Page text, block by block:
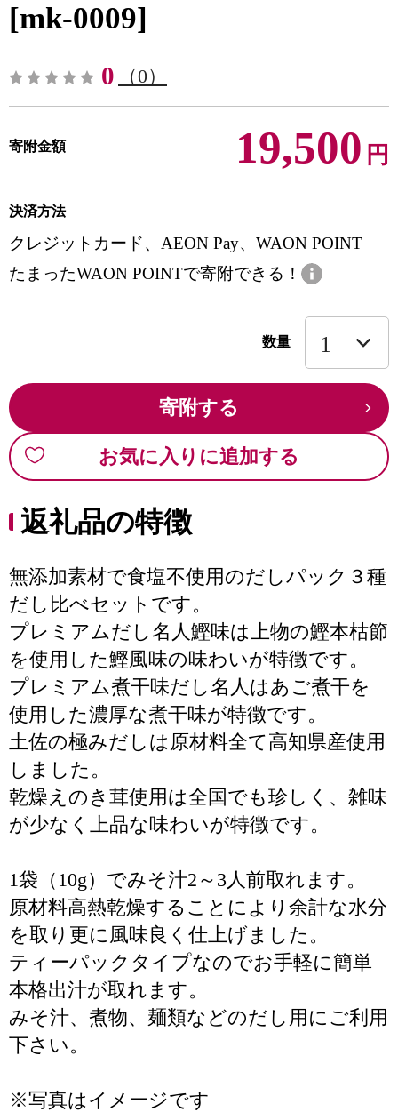
[mk-0009]
0 （0）
寄附金額 19,500 円
決済方法
クレジットカード、AEON Pay、WAON POINT
たまったWAON POINTで寄附できる！
数量
寄附する
お気に入りに追加する
返礼品の特徴
無添加素材で食塩不使用のだしパック３種
だし比べセットです。
プレミアムだし名人鰹味は上物の鰹本枯節
を使用した鰹風味の味わいが特徴です。
プレミアム煮干味だし名人はあご煮干を
使用した濃厚な煮干味が特徴です。
土佐の極みだしは原材料全て高知県産使用
しました。
乾燥えのき茸使用は全国でも珍しく、雑味
が少なく上品な味わいが特徴です。
1袋（10g）でみそ汁2～3人前取れます。
原材料高熱乾燥することにより余計な水分
を取り更に風味良く仕上げました。
ティーパックタイプなのでお手軽に簡単
本格出汁が取れます。
みそ汁、煮物、麺類などのだし用にご利用
下さい。
※写真はイメージです